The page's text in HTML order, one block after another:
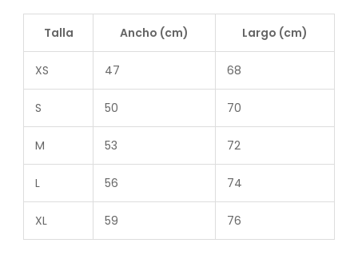
Talla Ancho (cm) Largo (cm)
XS 47 68
S 50 70
M 53 72
L 56 74
XL 59 76